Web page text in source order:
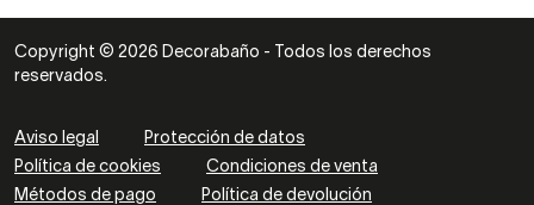
Copyright © 2026 Decorabaño - Todos los derechos
reservados.
Aviso legal
Protección de datos
Política de cookies
Condiciones de venta
Métodos de pago
Política de devolución